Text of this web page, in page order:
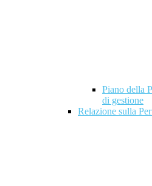
Piano della
di gestione
Relazione sulla